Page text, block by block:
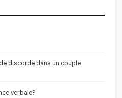
discorde dans un couple
verbale?